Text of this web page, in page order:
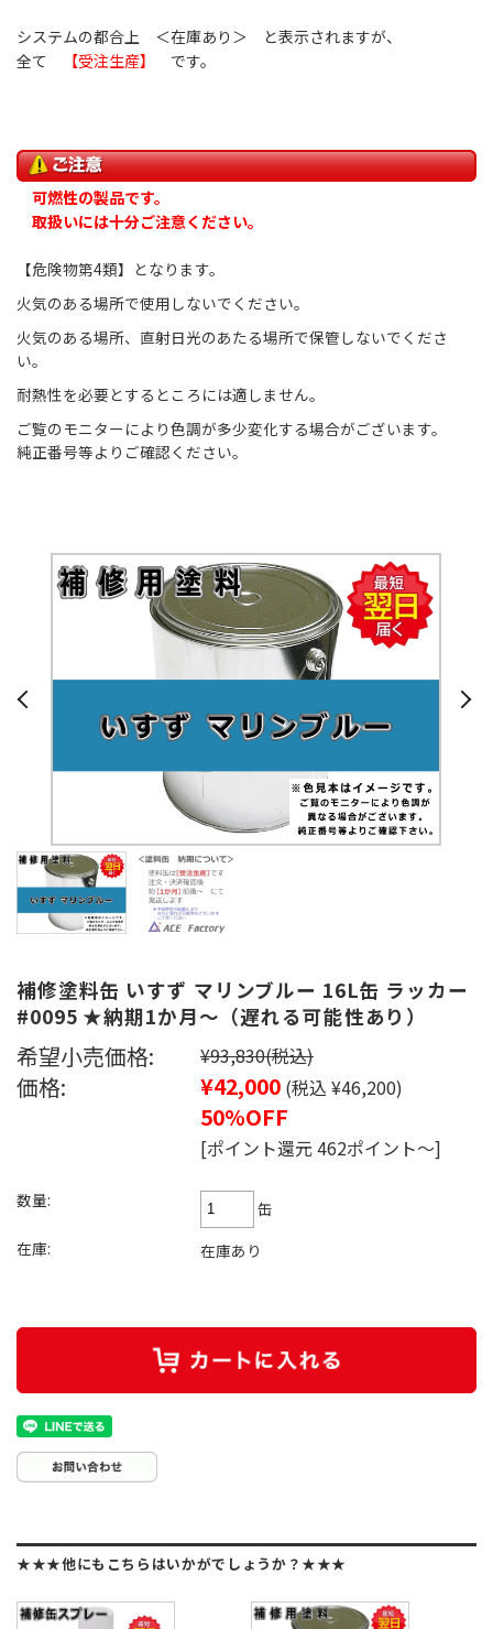
システムの都合上 ＜在庫あり＞ と表示されますが、
全て
【受注生産】 です。
可燃性の製品です。
取扱いには十分ご注意ください。
【危険物第4類】となります。
火気のある場所で使用しないでください。
火気のある場所、直射日光のあたる場所で保管しないでくださ
い。
耐熱性を必要とするところには適しません。
ご覧のモニターにより色調が多少変化する場合がございます。
純正番号等よりご確認ください。
補修塗料缶 いすず マリンブルー 16L缶 ラッカー
#0095 ★納期1か月～（遅れる可能性あり）
希望小売価格: ¥93,830(税込)
価格: ¥42,000 (税込 ¥46,200)
50%OFF
[ポイント還元 462ポイント～]
数量:
缶
在庫:
在庫あり
★★★他にもこちらはいかがでしょうか？★★★